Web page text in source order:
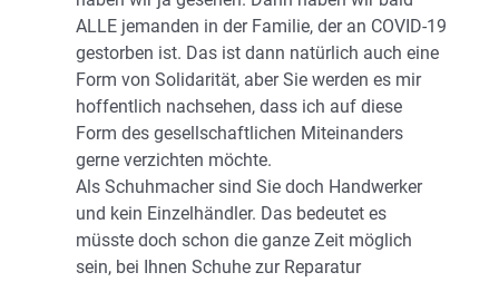
ALLE jemanden in der Familie, der an COVID-19
gestorben ist. Das ist dann natürlich auch eine
Form von Solidarität, aber Sie werden es mir
hoffentlich nachsehen, dass ich auf diese
Form des gesellschaftlichen Miteinanders
gerne verzichten möchte.
Als Schuhmacher sind Sie doch Handwerker
und kein Einzelhändler. Das bedeutet es
müsste doch schon die ganze Zeit möglich
sein, bei Ihnen Schuhe zur Reparatur